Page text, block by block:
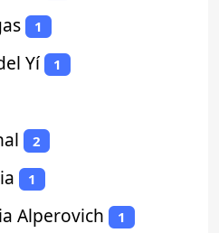
1
Yí 1
2
1
Alperovich 1